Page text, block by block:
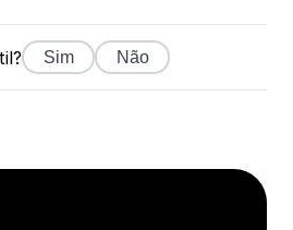
Sim Não